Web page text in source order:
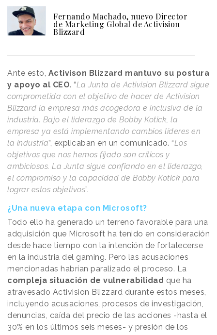
Fernando Machado, nuevo Director
de Marketing Global de Activision
Blizzard
Ante esto, Activison Blizzard mantuvo su postura
y apoyo al CEO. “La Junta de Activision Blizzard sigue
comprometida con el objetivo de hacer de Activision
Blizzard la empresa más acogedora e inclusiva de la
industria. Bajo el liderazgo de Bobby Kotick, la
empresa ya está implementando cambios líderes en
la industria”, explicaban en un comunicado. “Los
objetivos que nos hemos fijado son críticos y
ambiciosos. La Junta sigue confiando en el liderazgo,
el compromiso y la capacidad de Bobby Kotick para
lograr estos objetivos”.
¿Una nueva etapa con Microsoft?
Todo ello ha generado un terreno favorable para una
adquisición que Microsoft ha tenido en consideración
desde hace tiempo con la intención de fortalecerse
en la industria del gaming. Pero las acusaciones
mencionadas habrían paralizado el proceso. La
compleja situación de vulnerabilidad que ha
atravesado Activision Blizzard durante estos meses,
incluyendo acusaciones, procesos de investigación,
denuncias, caída del precio de las acciones -hasta el
30% en los últimos seis meses- y presión de los